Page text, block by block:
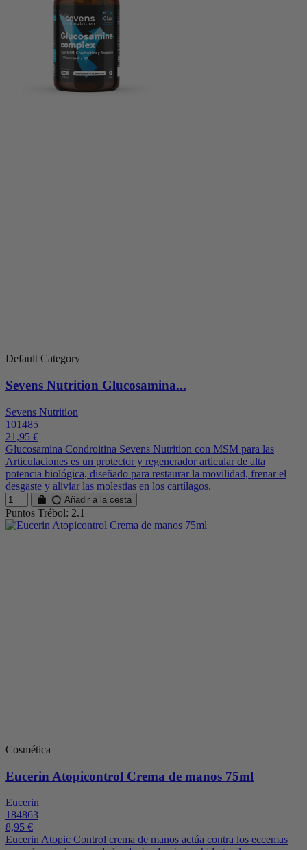
Default Category
Sevens Nutrition Glucosamina...
Sevens Nutrition
101485
21,95 €
Glucosamina Condroitina Sevens Nutrition con MSM para las
Articulaciones es un protector y regenerador articular de alta
potencia biológica, diseñado para restaurar la movilidad, frenar el
desgaste y aliviar las molestias en los cartílagos.
Añadir a la cesta
Puntos Trébol: 2.1
Cosmética
Eucerin Atopicontrol Crema de manos 75ml
Eucerin
184863
8,95 €
Eucerin Atopic Control crema de manos actúa contra los eccemas